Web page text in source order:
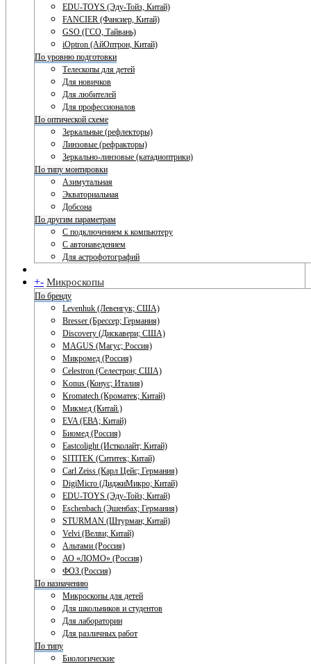
EDU-TOYS (Эду-Тойз, Китай)
FANCIER (Фансиер, Китай)
GSO (ГСО, Тайвань)
iOptron (АйОптрон, Китай)
По уровню подготовки
Телескопы для детей
Для новичков
Для любителей
Для профессионалов
По оптической схеме
Зеркальные (рефлекторы)
Линзовые (рефракторы)
Зеркально-линзовые (катадиоптрики)
По типу монтировки
Азимутальная
Экваториальная
Добсона
По другим параметрам
С подключением к компьютеру
С автонаведением
Для астрофотографий
+- Микроскопы
По бренду
Levenhuk (Левенгук; США)
Bresser (Брессер; Германия)
Discovery (Дискавери; США)
MAGUS (Магус; Россия)
Микромед (Россия)
Celestron (Селестрон; США)
Konus (Конус; Италия)
Kromatech (Кроматек; Китай)
Микмед (Китай.)
EVA (ЕВА; Китай)
Биомед (Россия)
Eastcolight (Истколайт; Китай)
SITITEK (Сититек; Китай)
Carl Zeiss (Карл Цейс; Германия)
DigiMicro (ДиджиМикро; Китай)
EDU-TOYS (Эду-Тойз; Китай)
Eschenbach (Эшенбах; Германия)
STURMAN (Штурман; Китай)
Velvi (Велви; Китай)
Альтами (Россия)
АО «ЛОМО» (Россия)
ФОЗ (Россия)
По назначению
Микроскопы для детей
Для школьников и студентов
Для лаборатории
Для различных работ
По типу
Биологические